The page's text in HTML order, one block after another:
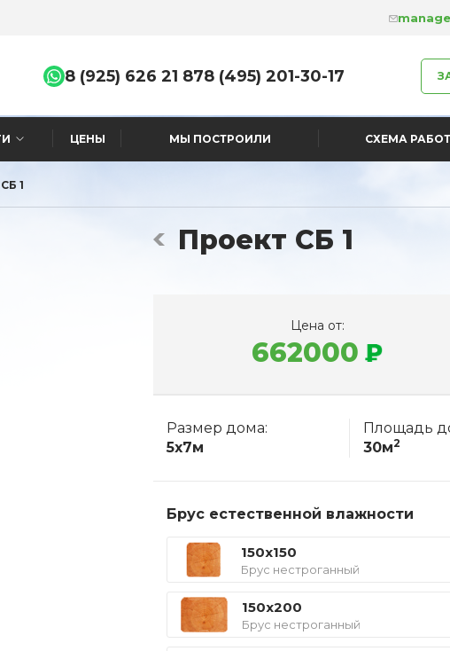
8 (495) 201-30-17
8 (925) 626 21 87
ЦЕНЫ МЫ ПОСТРОИЛИ СХЕМА
1
Проект СБ 1
Цена от:
662000
Размер дома:
5x7м
Площадь
30м2
Брус естественной влажности
150x150
Брус нестроганный
150x200
Брус нестроганный